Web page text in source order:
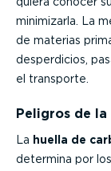
minimizarla. La
de materias
desperdicios,
el transporte.
Peligros de
La huella de
determina por